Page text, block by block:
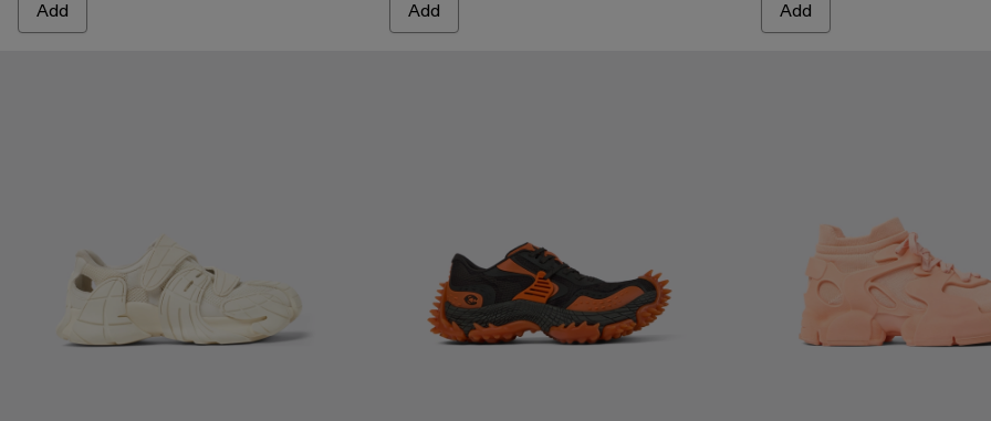
Add Add Add